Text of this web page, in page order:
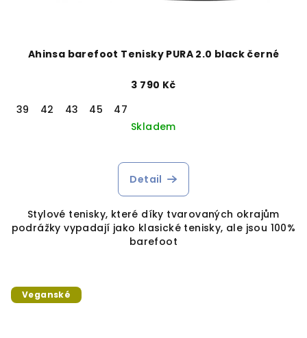
Ahinsa barefoot Tenisky PURA 2.0 black černé
3 790 Kč
39
42 43 45
47
Skladem
Detail
Stylové tenisky, které díky tvarovaných okrajům
podrážky vypadají jako klasické tenisky, ale jsou 100%
barefoot
Veganské